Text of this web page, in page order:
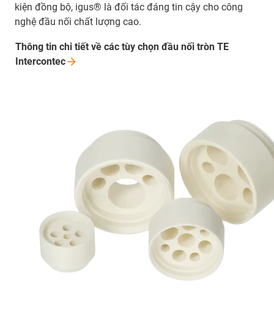
kiện đồng bộ, igus® là đối tác đáng tin cậy cho công
nghệ đầu nối chất lượng cao.
Thông tin chi tiết về các tùy chọn đầu nối tròn TE
Intercontec